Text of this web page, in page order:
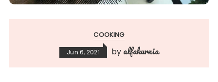
COOKING
Jun 6, 2021 by alfakurnia